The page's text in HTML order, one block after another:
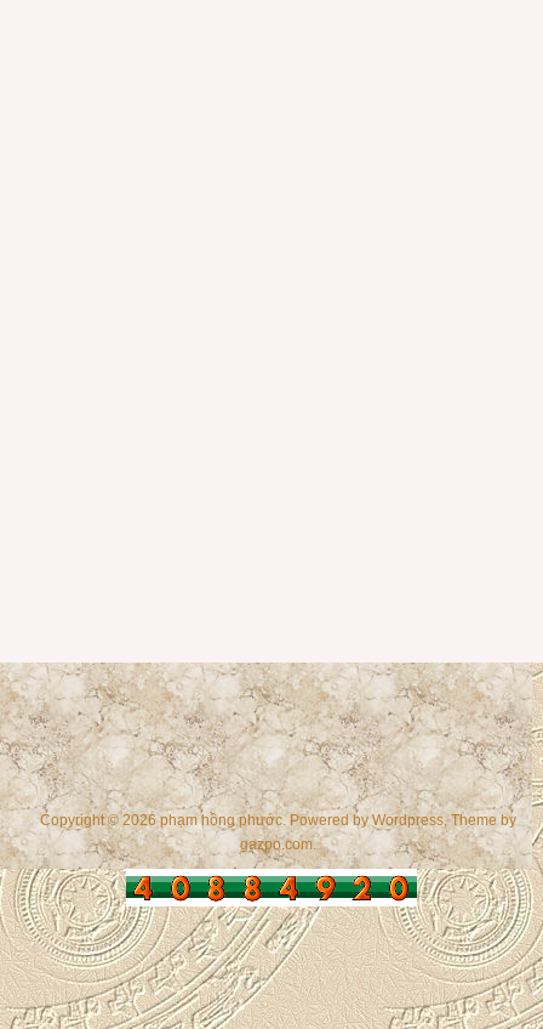
Copyright © 2026 phạm hồng phước. Powered byWordpress, Theme by
gazpo.com.